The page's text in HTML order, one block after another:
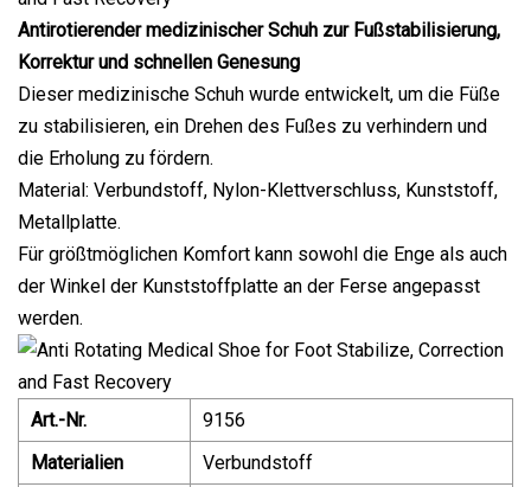
Antirotierender medizinischer Schuh zur Fußstabilisierung,
Korrektur und schnellen Genesung
Dieser medizinische Schuh wurde entwickelt, um die Füße
zu stabilisieren, ein Drehen des Fußes zu verhindern und
die Erholung zu fördern.
Material: Verbundstoff, Nylon-Klettverschluss, Kunststoff,
Metallplatte.
Für größtmöglichen Komfort kann sowohl die Enge als auch
der Winkel der Kunststoffplatte an der Ferse angepasst
werden.
Art.-Nr.
9156
Materialien
Verbundstoff